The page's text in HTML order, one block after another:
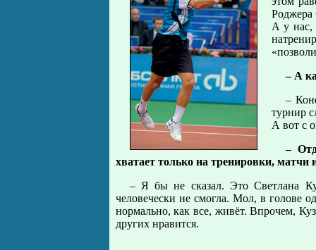
Роджера
А у нас,
– А
–
турнир
А вот с
–
хватает только на тренировки, матчи
– Я бы не сказал. Это Светлана
человечески не смогла. Мол, в голове
нормально, как все, живёт. Впрочем,
других нравится.